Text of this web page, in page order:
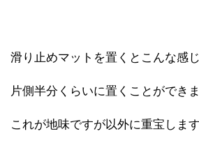
滑り止めマットを置くとこんな感じ
片側半分くらいに置くことができま
これが地味ですが以外に重宝します